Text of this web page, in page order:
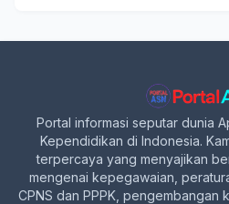
Portal informasi seputar dunia
Kependidikan di Indonesia.
terpercaya yang menyajikan
mengenai kepegawaian,
CPNS dan PPPK, pengembangan